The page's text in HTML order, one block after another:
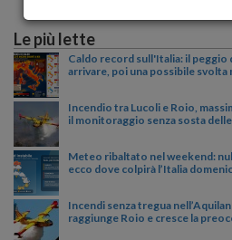
Le più lette
Caldo record sull'Italia: il peggio
arrivare, poi una possibile svolta
Incendio tra Lucoli e Roio,
il monitoraggio senza sosta
Meteo ribaltato nel weekend:
ecco dove colpirà l’Italia
Incendi senza tregua
raggiunge Roio e cresce la